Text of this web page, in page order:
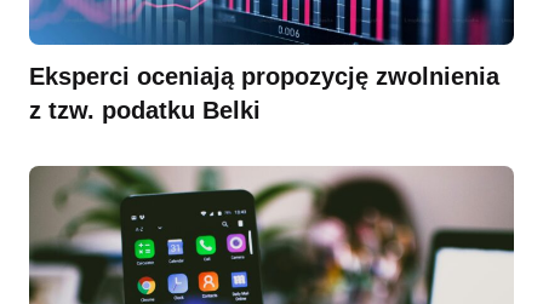
Eksperci oceniają propozycję zwolnienia
z tzw. podatku Belki